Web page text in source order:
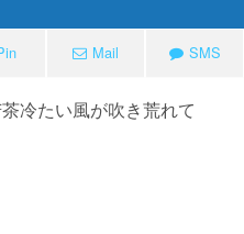
Mail SMS
冷たい風が吹き荒れて